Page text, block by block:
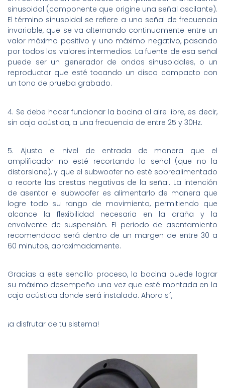
sinusoidal (componente que origine una señal oscilante).
El término sinusoidal se refiere a una señal de frecuencia
invariable, que se va alternando continuamente entre un
valor máximo positivo y uno máximo negativo, pasando
por todos los valores intermedios. La fuente de esa señal
puede ser un generador de ondas sinusoidales, o un
reproductor que esté tocando un disco compacto con
un tono de prueba grabado.
4. Se debe hacer funcionar la bocina al aire libre, es decir,
sin caja acústica, a una frecuencia de entre 25 y 30Hz.
5. Ajusta el nivel de entrada de manera que el
amplificador no esté recortando la señal (que no la
distorsione), y que el subwoofer no esté sobrealimentado
o recorte las crestas negativas de la señal. La intención
de asentar el subwoofer es alimentarlo de manera que
logre todo su rango de movimiento, permitiendo que
alcance la flexibilidad necesaria en la araña y la
envolvente de suspensión. El periodo de asentamiento
recomendado será dentro de un margen de entre 30 a
60 minutos, aproximadamente.
Gracias a este sencillo proceso, la bocina puede lograr
su máximo desempeño una vez que esté montada en la
caja acústica donde será instalada. Ahora sí,
¡a disfrutar de tu sistema!